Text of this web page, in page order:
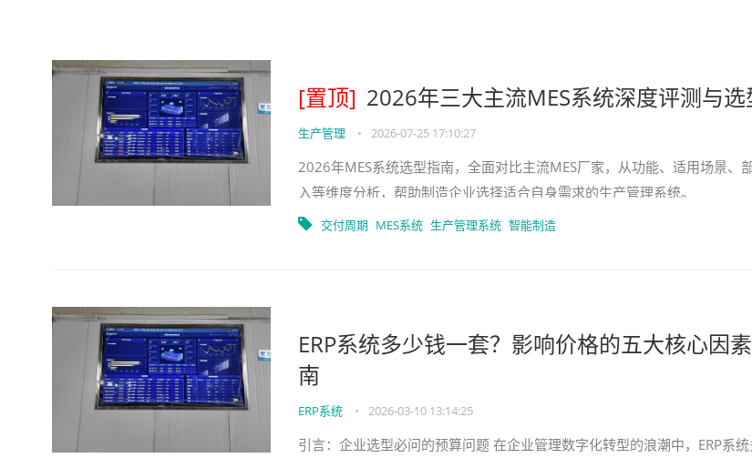
[置顶] 2026年三大主流MES系统深度评测与选
生产管理 • 2026-07-25 17:10:27
2026年MES系统选型指南，全面对比主流MES厂家，从功能、适用场景、
入等维度分析，帮助制造企业选择适合自身需求的生产管理系统。
交付周期 MES系统 生产管理系统 智能制造
ERP系统多少钱一套？影响价格的五大核心因
南
ERP系统 • 2026-03-10 13:14:25
引言：企业选型必问的预算问题 在企业管理数字化转型的浪潮中，ERP系